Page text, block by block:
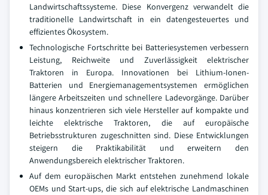
Landwirtschaftssysteme. Diese Konvergenz verwandelt die
traditionelle Landwirtschaft in ein datengesteuertes und
effizientes Ökosystem.
Technologische Fortschritte bei Batteriesystemen verbessern
Leistung, Reichweite und Zuverlässigkeit elektrischer
Traktoren in Europa. Innovationen bei Lithium-Ionen-
Batterien und Energiemanagementsystemen ermöglichen
längere Arbeitszeiten und schnellere Ladevorgänge. Darüber
hinaus konzentrieren sich viele Hersteller auf kompakte und
leichte elektrische Traktoren, die auf europäische
Betriebsstrukturen zugeschnitten sind. Diese Entwicklungen
steigern die Praktikabilität und erweitern den
Anwendungsbereich elektrischer Traktoren.
Auf dem europäischen Markt entstehen zunehmend lokale
OEMs und Start-ups, die sich auf elektrische Landmaschinen